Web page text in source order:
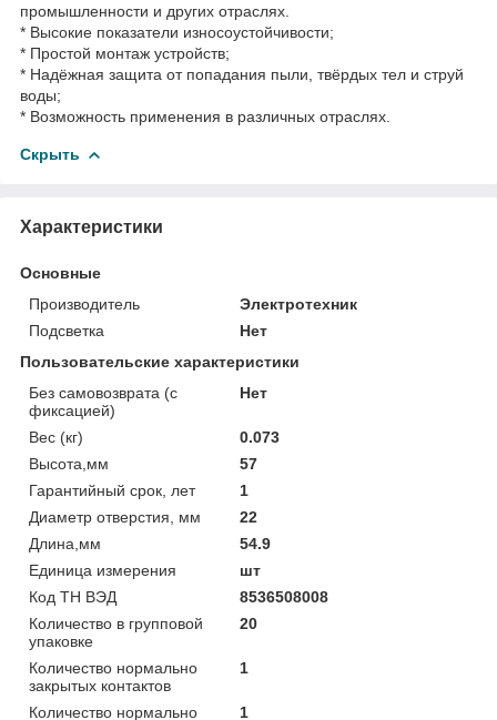
промышленности и других отраслях.
* Высокие показатели износоустойчивости;
* Простой монтаж устройств;
* Надёжная защита от попадания пыли, твёрдых тел и струй
воды;
* Возможность применения в различных отраслях.
Скрыть
Характеристики
Основные
Производитель
Электротехник
Подсветка
Нет
Пользовательские характеристики
Без самовозврата (с
фиксацией)
Нет
Вес (кг)
0.073
Высота,мм
57
Гарантийный срок, лет
1
Диаметр отверстия, мм
22
Длина,мм
54.9
Единица измерения
шт
Код ТН ВЭД
8536508008
Количество в групповой
упаковке
20
Количество нормально
закрытых контактов
1
Количество нормально 1